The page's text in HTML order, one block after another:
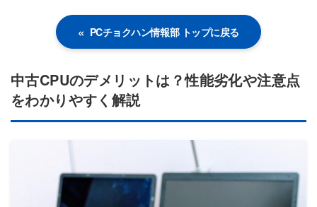
PCチョクハン情報部 トップに戻る
中古CPUのデメリットは？性能劣化や注意点
をわかりやすく解説